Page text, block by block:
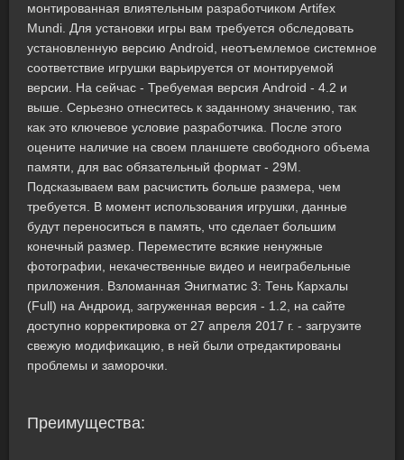
монтированная влиятельным разработчиком Artifex
Mundi. Для установки игры вам требуется обследовать
установленную версию Android, неотъемлемое системное
соответствие игрушки варьируется от монтируемой
версии. На сейчас - Требуемая версия Android - 4.2 и
выше. Серьезно отнеситесь к заданному значению, так
как это ключевое условие разработчика. После этого
оцените наличие на своем планшете свободного объема
памяти, для вас обязательный формат - 29M.
Подсказываем вам расчистить больше размера, чем
требуется. В момент использования игрушки, данные
будут переноситься в память, что сделает большим
конечный размер. Переместите всякие ненужные
фотографии, некачественные видео и неиграбельные
приложения. Взломанная Энигматис 3: Тень Кархалы
(Full) на Андроид, загруженная версия - 1.2, на сайте
доступно корректировка от 27 апреля 2017 г. - загрузите
свежую модификацию, в ней были отредактированы
проблемы и заморочки.
Преимущества: